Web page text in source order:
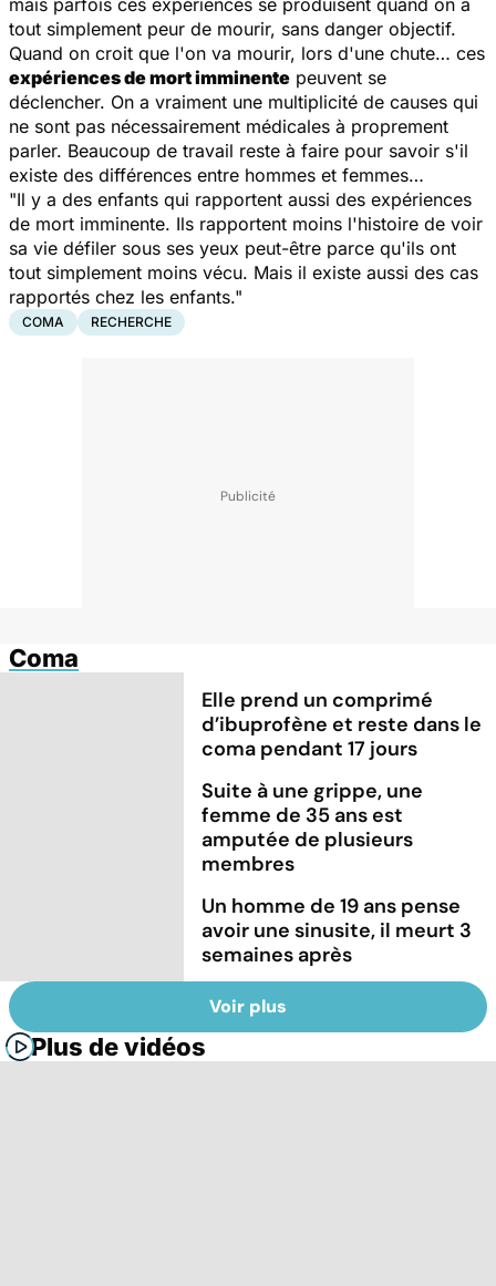
tout simplement peur de mourir, sans danger objectif.
Quand on croit que l'on va mourir, lors d'une chute… ces
expériences de mort imminente peuvent se
déclencher. On a vraiment une multiplicité de causes qui
ne sont pas nécessairement médicales à proprement
parler. Beaucoup de travail reste à faire pour savoir s'il
existe des différences entre hommes et femmes…
"Il y a des enfants qui rapportent aussi des expériences
de mort imminente. Ils rapportent moins l'histoire de voir
sa vie défiler sous ses yeux peut-être parce qu'ils ont
tout simplement moins vécu. Mais il existe aussi des cas
rapportés chez les enfants."
COMA RECHERCHE
Coma
Elle prend un comprimé
d’ibuprofène et reste dans le
coma pendant 17 jours
Suite à une grippe, une
femme de 35 ans est
amputée de plusieurs
membres
Un homme de 19 ans pense
avoir une sinusite, il meurt 3
semaines après
Voir plus
Plus de vidéos